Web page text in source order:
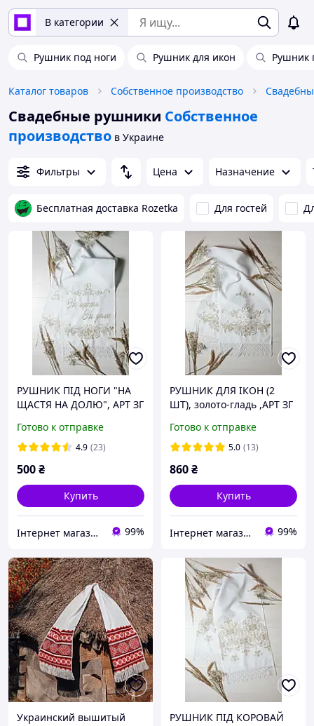
В категории
Рушник под ноги Рушник для икон Рушник
Каталог товаров Собственное производство
Свадебные рушники Собственное
производство в Украине
Фильтры Цена Назначение
Бесплатная доставка Rozetka Для гостей
РУШНИК ПІД НОГИ "НА
ЩАСТЯ НА ДОЛЮ", АРТ ЗГ
Готово к отправке
4.9 (23)
500₴
Купить
Інтернет магазин "Вишиванка.Nет" 99%
РУШНИК ДЛЯ ІКОН (2
ШТ), золото-гладь ,АРТ ЗГ
Готово к отправке
5.0 (13)
860₴
Купить
Інтернет магазин "Вишиванка.Nет" 99%
Украинский вышитый РУШНИК ПІД КОРОВАЙ